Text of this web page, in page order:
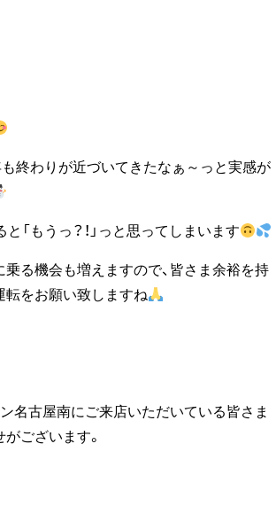
も終わりが近づいてきたなぁ～っと実感が
「もうっ？！」っと思ってしまいます
る機会も増えますので、皆さま余裕を持
転をお願い致しますね
名古屋南にご来店いただいている皆さま
ございます。